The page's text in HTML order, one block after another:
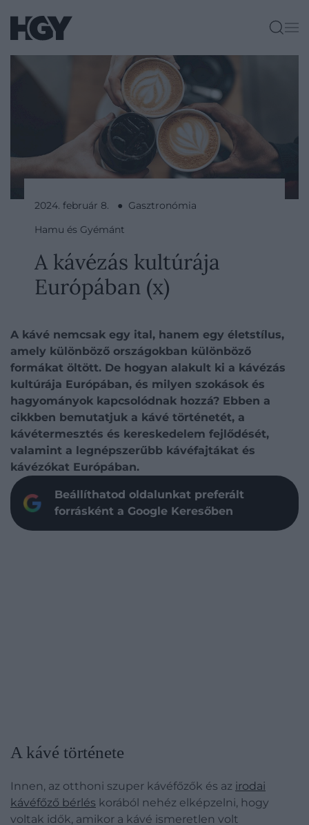
2024. február 8. ● Gasztronómia
Hamu és Gyémánt
A kávézás kultúrája
Európában (x)
A kávé nemcsak egy ital, hanem egy életstílus,
amely különböző országokban különböző
formákat öltött. De hogyan alakult ki a kávézás
kultúrája Európában, és milyen szokások és
hagyományok kapcsolódnak hozzá? Ebben a
cikkben bemutatjuk a kávé történetét, a
kávétermesztés és kereskedelem fejlődését,
valamint a legnépszerűbb kávéfajtákat és
kávézókat Európában.
Beállíthatod oldalunkat preferált
forrásként a Google Keresőben
A kávé története
Innen, az otthoni szuper kávéfőzők és az irodai
kávéfőző bérlés korából nehéz elképzelni, hogy
voltak idők, amikor a kávé ismeretlen volt